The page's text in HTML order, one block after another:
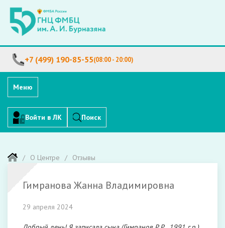
+7 (499) 190-85-55(08:00 - 20:00)
Меню
Войти в ЛК Поиск
О Центре Отзывы
Гимранова Жанна Владимировна
29 апреля 2024